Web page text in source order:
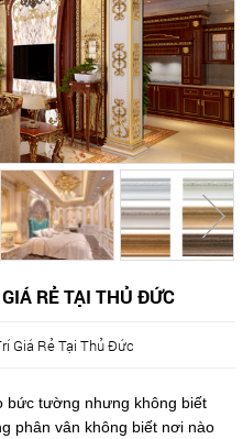
RẺ TẠI THỦ ĐỨC
Giá Rẻ Tại Thủ Đức
bức tường nhưng không biết
phân vân không biết nơi nào